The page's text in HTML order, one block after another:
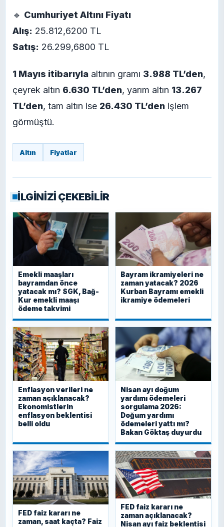
🔹 Cumhuriyet Altını Fiyatı
Alış: 25.812,6200 TL
Satış: 26.299,6800 TL
1 Mayıs itibarıyla altının gramı 3.988 TL’den,
çeyrek altın 6.630 TL’den, yarım altın 13.267
TL’den, tam altın ise 26.430 TL’den işlem
görmüştü.
Altın Fiyatlar
İLGİNİZİ ÇEKEBİLİR
Emekli maaşları
bayramdan önce
yatacak mı? SGK, Bağ-
Kur emekli maaşı
ödeme takvimi
Bayram ikramiyeleri ne
zaman yatacak? 2026
Kurban Bayramı emekli
ikramiye ödemeleri
Enflasyon verileri ne
zaman açıklanacak?
Ekonomistlerin
enflasyon beklentisi
belli oldu
Nisan ayı doğum
yardımı ödemeleri
sorgulama 2026:
Doğum yardımı
ödemeleri yattı mı?
Bakan Göktaş duyurdu
FED faiz kararı ne
zaman, saat kaçta? Faiz
FED faiz kararı ne
zaman açıklanacak?
Nisan ayı faiz beklentisi